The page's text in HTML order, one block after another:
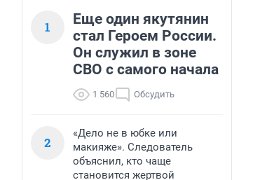
1
Еще один якутянин
стал Героем России.
Он служил в зоне
СВО с самого начала
1 560 Обсудить
2
«Дело не в юбке или
макияже». Следователь
объяснил, кто чаще
становится жертвой